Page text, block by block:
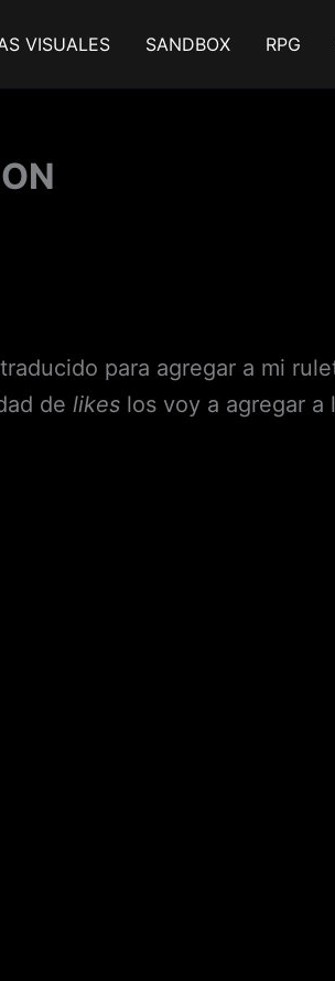
VISUALES SANDBOX RPG
para agregar a mi
de likes los voy a agregar a